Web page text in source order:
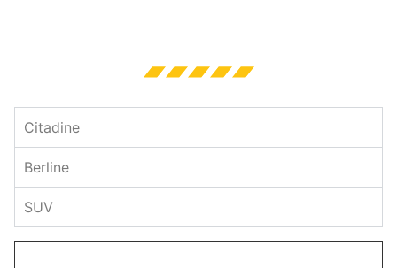
Citadine
Berline
SUV